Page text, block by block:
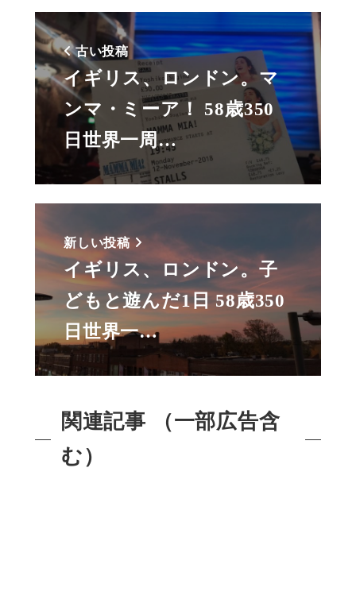
古い投稿
イギリス、ロンドン。マ
ンマ・ミーア！ 58歳350
日世界一周…
新しい投稿
イギリス、ロンドン。子
どもと遊んだ1日 58歳350
日世界一…
関連記事 （一部広告含
む）